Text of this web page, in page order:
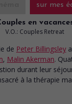
sur mes
en
V.O.: Couples Retreat
de Peter Billingsley
, Malin Akerman.
durant leur
à la thérapie